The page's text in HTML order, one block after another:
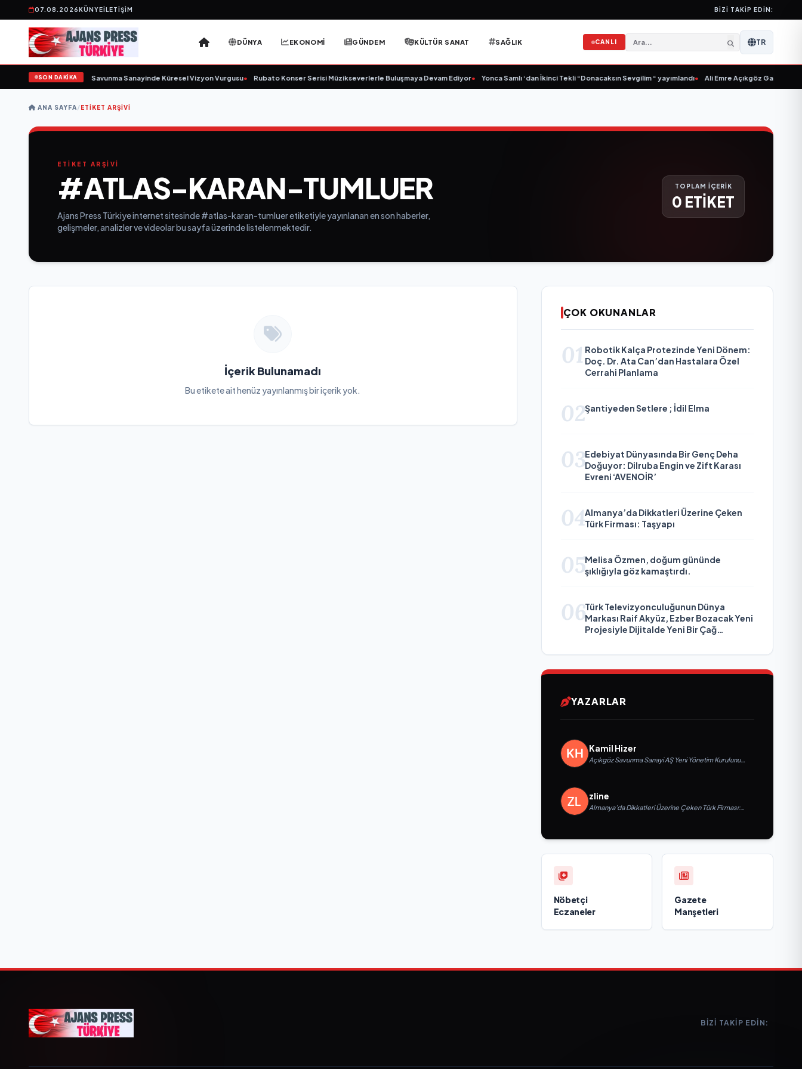
07.08.2026KÜNYEİLETIŞIM BIZI TAKIP EDIN:
DÜNYA EKONOMİ GÜNDEM KÜLTÜR SANAT SAĞLIK CANLI TR
SON DAKİKA
Kurulunu Açıkladı ve Savunma Sanayinde Küresel Vizyon Vurgusu• Rubato Konser Serisi Müzikseverlerle Buluşmaya Devam Ediyor• Yonca Samlı ‘dan İkinci Tekli “Donacaksın Sevgilim “ yayımlandı• Ali Emre Açıkgöz Galimidi,
ANA SAYFA/ETIKET ARŞIVI
ETİKET ARŞİVİ
#ATLAS-KARAN-TUMLUER
Ajans Press Türkiye internet sitesinde #atlas-karan-tumluer etiketiyle yayınlanan en son haberler,
gelişmeler, analizler ve videolar bu sayfa üzerinde listelenmektedir.
TOPLAM İÇERİK
0 ETİKET
İçerik Bulunamadı
Bu etikete ait henüz yayınlanmış bir içerik yok.
ÇOK OKUNANLAR
01 Robotik Kalça Protezinde Yeni Dönem:
Doç. Dr. Ata Can’dan Hastalara Özel
Cerrahi Planlama
02Şantiyeden Setlere ; İdil Elma
03Edebiyat Dünyasında Bir Genç Deha
Doğuyor: Dilruba Engin ve Zift Karası
Evreni ‘AVENOİR’
04Almanya’da Dikkatleri Üzerine Çeken
Türk Firması: Taşyapı
05Melisa Özmen, doğum gününde
şıklığıyla göz kamaştırdı.
06Türk Televizyonculuğunun Dünya
Markası Raif Akyüz, Ezber Bozacak Yeni
Projesiyle Dijitalde Yeni Bir Çağ
YAZARLAR
Kamil Hizer
Açıkgöz Savunma Sanayi AŞ Yeni Yönetim Kurulunu
zline
Almanya’da Dikkatleri Üzerine Çeken Türk Firması:
Nöbetçi
Eczaneler
Gazete
Manşetleri
BIZI TAKIP EDIN: